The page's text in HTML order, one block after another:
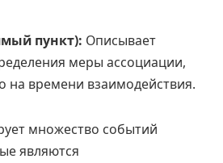
пункт): Описывает
меры ассоциации,
на времени взаимодействия.
множество событий
являются